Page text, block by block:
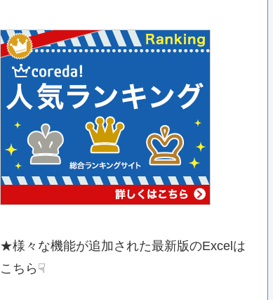
★様々な機能が追加された最新版のExcelは
こちら☟